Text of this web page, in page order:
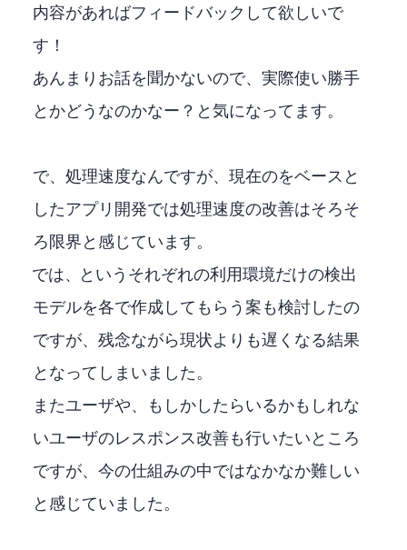
内容があればフィードバックして欲しいで
す！
あんまりお話を聞かないので、実際使い勝手
とかどうなのかなー？と気になってます。
で、処理速度なんですが、現在のPythonをベースと
したアプリ開発では処理速度の改善はそろそ
ろ限界と感じています。
Nvidia Geforce CUDAでは、TensorRTというそれぞれの利用環境だけの検出
モデルを各PCで作成してもらう案も検討したの
ですが、残念ながら現状よりも遅くなる結果
となってしまいました。
またAMD RADEONユーザや、もしかしたらいるかもしれな
いIntel ARCユーザのレスポンス改善も行いたいところ
ですが、今の仕組みの中ではなかなか難しい
と感じていました。